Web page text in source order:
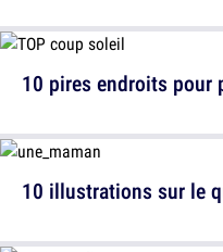
10 pires endroits pour
10 illustrations sur le